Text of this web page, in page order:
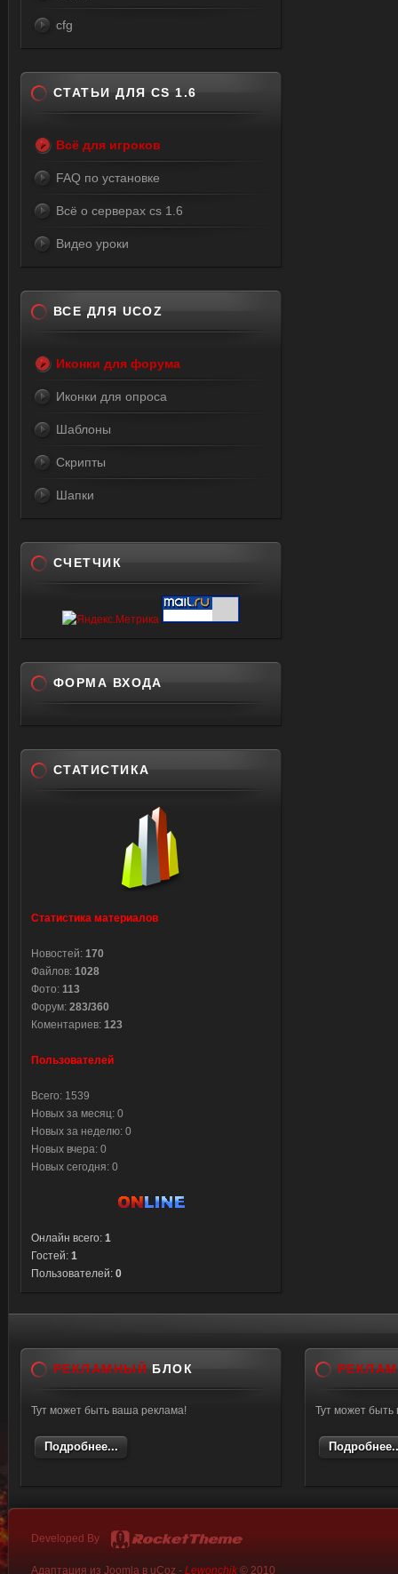
cfg
СТАТЬИ ДЛЯ CS 1.6
Всё для игроков
FAQ по установке
Всё о серверах cs 1.6
Видео уроки
ВСЕ ДЛЯ UCOZ
Иконки для форума
Иконки для опроса
Шаблоны
Скрипты
Шапки
СЧЕТЧИК
ФОРМА ВХОДА
СТАТИСТИКА
Статистика материалов
Новостей: 170
Файлов: 1028
Фото: 113
Форум: 283/360
Коментариев: 123
Пользователей
Всего: 1539
Новых за месяц: 0
Новых за неделю: 0
Новых вчера: 0
Новых сегодня: 0
Онлайн всего: 1
Гостей: 1
Пользователей: 0
РЕКЛАМНЫЙ БЛОК
Тут может быть ваша реклама!
Подробнее...
Тут может
Developed By
Адаптация из Joomla в uCoz - Lewonchik© 2010